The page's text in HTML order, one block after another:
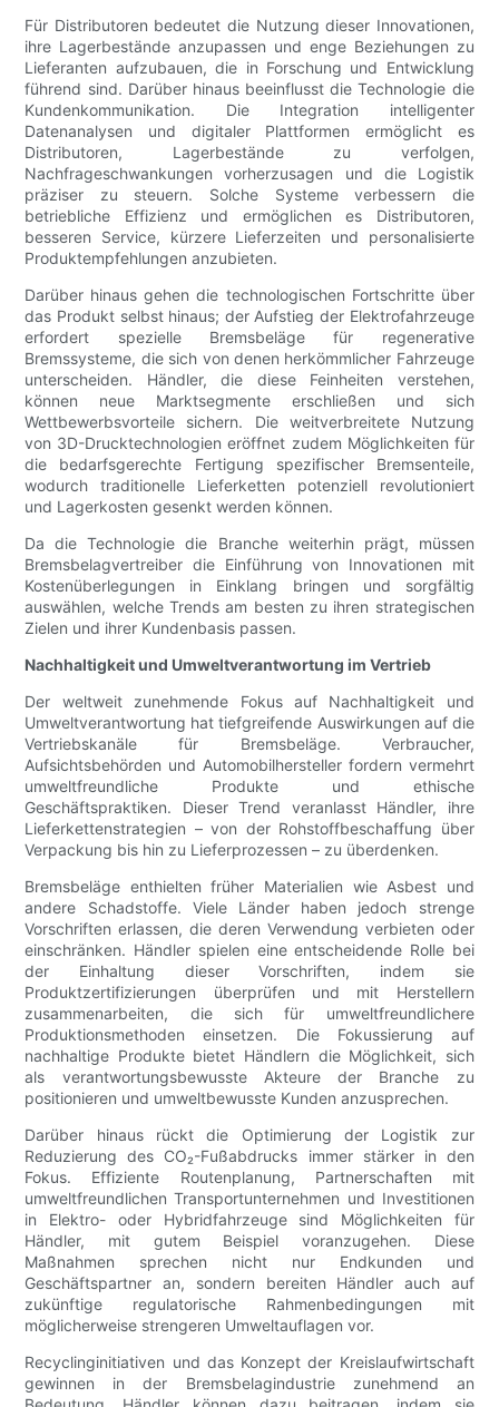
Für Distributoren bedeutet die Nutzung dieser Innovationen,
ihre Lagerbestände anzupassen und enge Beziehungen zu
Lieferanten aufzubauen, die in Forschung und Entwicklung
führend sind. Darüber hinaus beeinflusst die Technologie die
Kundenkommunikation. Die Integration intelligenter
Datenanalysen und digitaler Plattformen ermöglicht es
Distributoren, Lagerbestände zu verfolgen,
Nachfrageschwankungen vorherzusagen und die Logistik
präziser zu steuern. Solche Systeme verbessern die
betriebliche Effizienz und ermöglichen es Distributoren,
besseren Service, kürzere Lieferzeiten und personalisierte
Produktempfehlungen anzubieten.
Darüber hinaus gehen die technologischen Fortschritte über
das Produkt selbst hinaus; der Aufstieg der Elektrofahrzeuge
erfordert spezielle Bremsbeläge für regenerative
Bremssysteme, die sich von denen herkömmlicher Fahrzeuge
unterscheiden. Händler, die diese Feinheiten verstehen,
können neue Marktsegmente erschließen und sich
Wettbewerbsvorteile sichern. Die weitverbreitete Nutzung
von 3D-Drucktechnologien eröffnet zudem Möglichkeiten für
die bedarfsgerechte Fertigung spezifischer Bremsenteile,
wodurch traditionelle Lieferketten potenziell revolutioniert
und Lagerkosten gesenkt werden können.
Da die Technologie die Branche weiterhin prägt, müssen
Bremsbelagvertreiber die Einführung von Innovationen mit
Kostenüberlegungen in Einklang bringen und sorgfältig
auswählen, welche Trends am besten zu ihren strategischen
Zielen und ihrer Kundenbasis passen.
Nachhaltigkeit und Umweltverantwortung im Vertrieb
Der weltweit zunehmende Fokus auf Nachhaltigkeit und
Umweltverantwortung hat tiefgreifende Auswirkungen auf die
Vertriebskanäle für Bremsbeläge. Verbraucher,
Aufsichtsbehörden und Automobilhersteller fordern vermehrt
umweltfreundliche Produkte und ethische
Geschäftspraktiken. Dieser Trend veranlasst Händler, ihre
Lieferkettenstrategien – von der Rohstoffbeschaffung über
Verpackung bis hin zu Lieferprozessen – zu überdenken.
Bremsbeläge enthielten früher Materialien wie Asbest und
andere Schadstoffe. Viele Länder haben jedoch strenge
Vorschriften erlassen, die deren Verwendung verbieten oder
einschränken. Händler spielen eine entscheidende Rolle bei
der Einhaltung dieser Vorschriften, indem sie
Produktzertifizierungen überprüfen und mit Herstellern
zusammenarbeiten, die sich für umweltfreundlichere
Produktionsmethoden einsetzen. Die Fokussierung auf
nachhaltige Produkte bietet Händlern die Möglichkeit, sich
als verantwortungsbewusste Akteure der Branche zu
positionieren und umweltbewusste Kunden anzusprechen.
Darüber hinaus rückt die Optimierung der Logistik zur
Reduzierung des CO₂-Fußabdrucks immer stärker in den
Fokus. Effiziente Routenplanung, Partnerschaften mit
umweltfreundlichen Transportunternehmen und Investitionen
in Elektro- oder Hybridfahrzeuge sind Möglichkeiten für
Händler, mit gutem Beispiel voranzugehen. Diese
Maßnahmen sprechen nicht nur Endkunden und
Geschäftspartner an, sondern bereiten Händler auch auf
zukünftige regulatorische Rahmenbedingungen mit
möglicherweise strengeren Umweltauflagen vor.
Recyclinginitiativen und das Konzept der Kreislaufwirtschaft
gewinnen in der Bremsbelagindustrie zunehmend an